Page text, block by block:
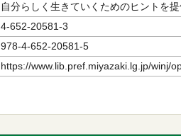
自分らしく生きていくためのヒントを
4-652-20581-3
978-4-652-20581-5
https://www.lib.pref.miyazaki.lg.jp/winj/